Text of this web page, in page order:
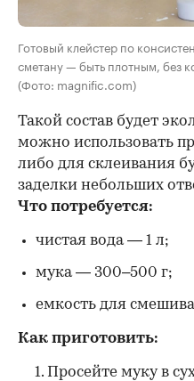
Готовый клейстер по
сметану — быть плотным, без
(Фото: magnific.com)
Такой состав будет
можно использовать
либо для склеивания
заделки небольших
Что потребуется:
чистая вода — 1 л;
мука — 300–500 г;
емкость для
Как приготовить:
Просейте муку в